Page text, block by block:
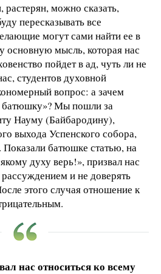
можно сказать,
пересказывать все
могут сами найти ее в
основную мысль, которая нас
пойдет в ад, чуть ли не
студентов духовной
вопрос: а зачем
батюшку»? Мы пошли за
Науму (Байбародину),
выхода Успенского собора,
Показали батюшке статью, на
духу верь!», призвал нас
и не доверять
этого случая отношение к
нас относиться ко всему